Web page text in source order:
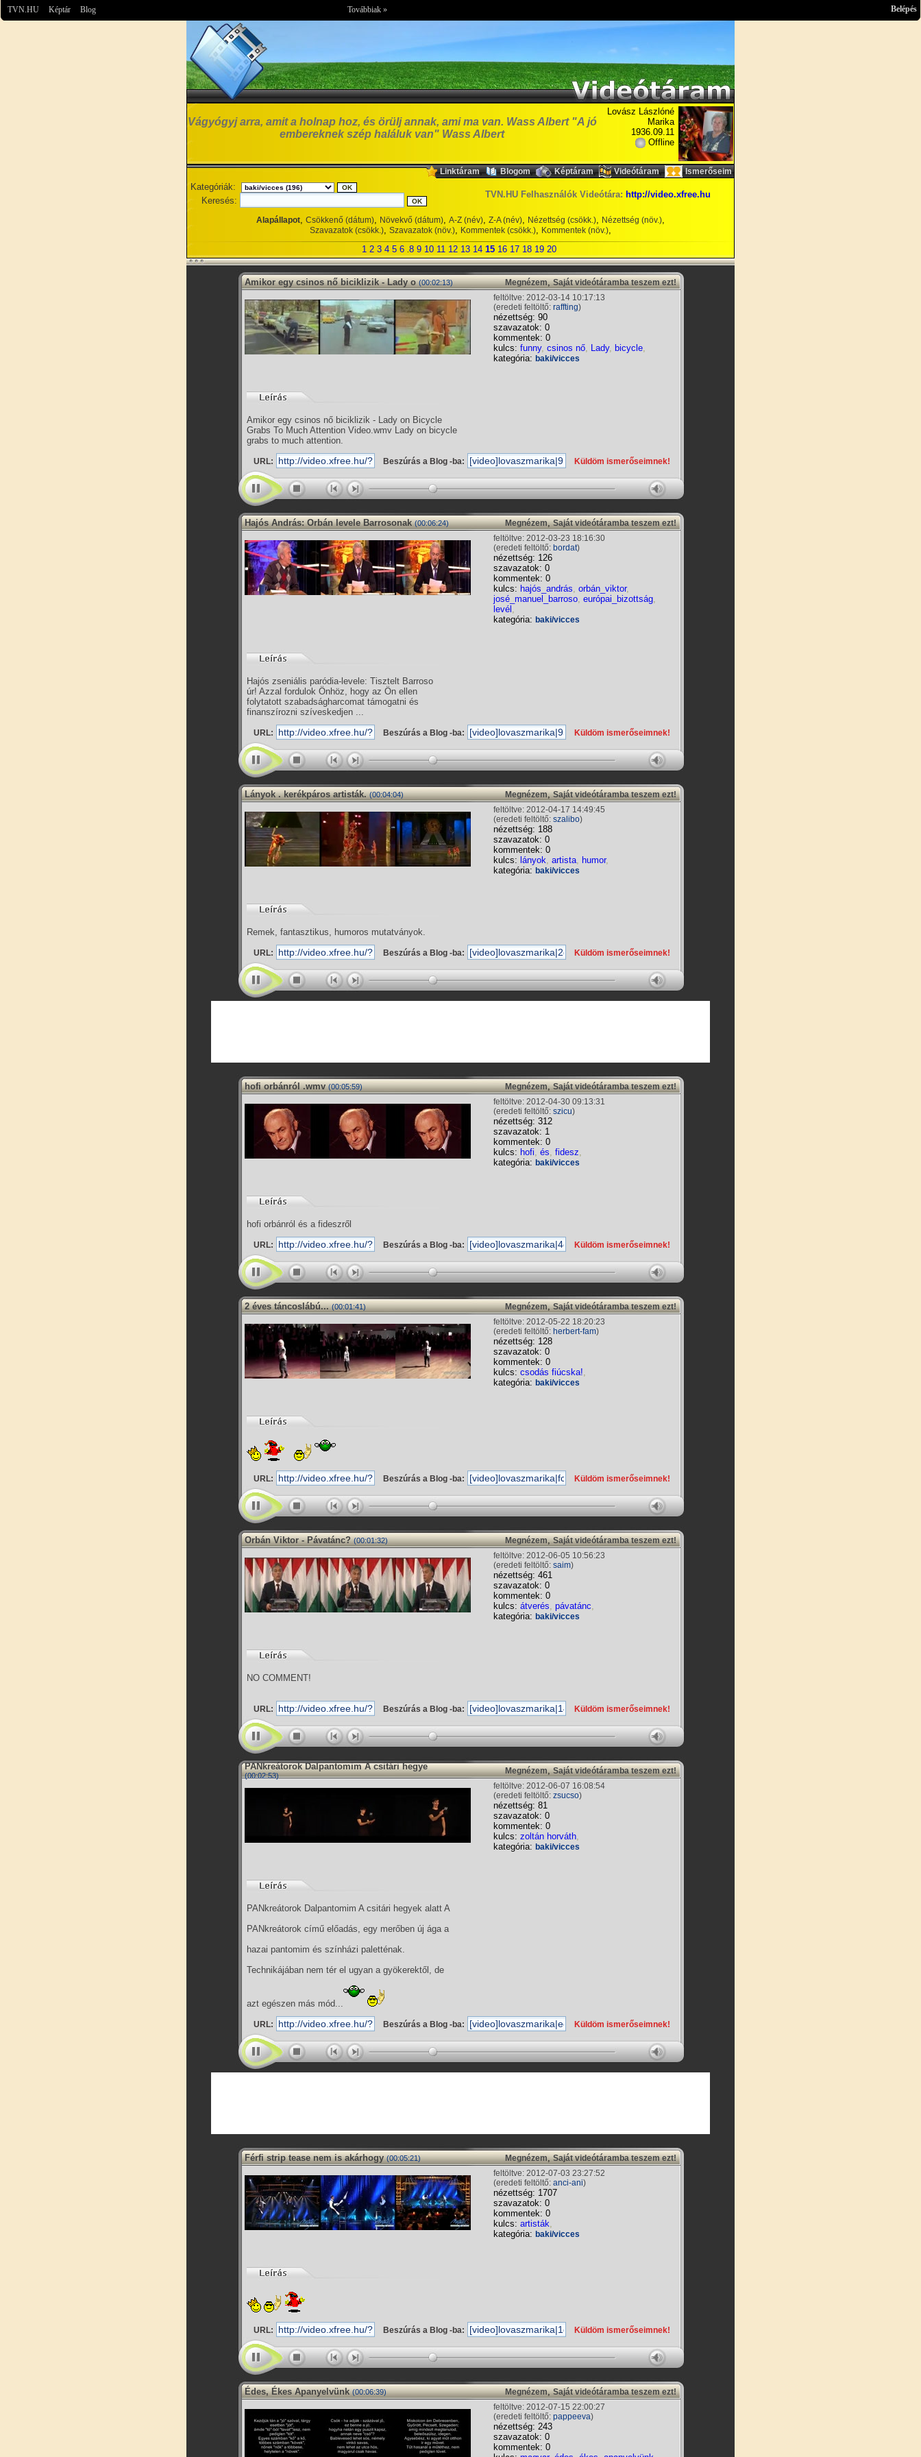
TVN.HU Képtár Blog Továbbiak » Belépés
Vágyógyj arra, amit a holnap hoz, és örülj annak, ami ma van. Wass Albert "A jó
embereknek szép haláluk van" Wass Albert
Lovász Lászlóné
Marika
1936.09.11
Offline
Linktáram, Blogom, Képtáram, Videótáram, Ismerőseim
Kategóriák:
Keresés:
TVN.HU Felhasználók Videótára: http://video.xfree.hu
Alapállapot, Csökkenő (dátum), Növekvő (dátum), A-Z (név), Z-A (név), Nézettség (csökk.), Nézettség (növ.),
Szavazatok (csökk.), Szavazatok (növ.), Kommentek (csökk.), Kommentek (növ.),
1 2 3 4 5 6 8 9 10 11 12 13 14 15 16 17 18 19 20
Amikor egy csinos nő biciklizik - Lady o (00:02:13) Megnézem,Saját videótáramba teszem ezt!
feltöltve: 2012-03-14 10:17:13
(eredeti feltöltő: raffting)
nézettség: 90
szavazatok: 0
kommentek: 0
kulcs: funny, csinos nő, Lady, bicycle,
kategória: baki/vicces
Amikor egy csinos nő biciklizik - Lady on Bicycle
Grabs To Much Attention Video.wmv Lady on bicycle
grabs to much attention.
URL: Beszúrás a Blog -ba: Küldöm ismerőseimnek!
Hajós András: Orbán levele Barrosonak (00:06:24) Megnézem,Saját videótáramba teszem ezt!
feltöltve: 2012-03-23 18:16:30
(eredeti feltöltő: bordat)
nézettség: 126
szavazatok: 0
kommentek: 0
kulcs: hajós_andrás, orbán_viktor,
josé_manuel_barroso, európai_bizottság,
levél ,
kategória: baki/vicces
Hajós zseniális paródia-levele: Tisztelt Barroso
úr! Azzal fordulok Önhöz, hogy az Ön ellen
folytatott szabadságharcomat támogatni és
finanszírozni szíveskedjen ...
URL: Beszúrás a Blog -ba: Küldöm ismerőseimnek!
Lányok . kerékpáros artisták. (00:04:04) Megnézem,Saját videótáramba teszem ezt!
feltöltve: 2012-04-17 14:49:45
(eredeti feltöltő: szalibo)
nézettség: 188
szavazatok: 0
kommentek: 0
kulcs: lányok, artista, humor,
kategória: baki/vicces
Remek, fantasztikus, humoros mutatványok.
URL: Beszúrás a Blog -ba: Küldöm ismerőseimnek!
hofi orbánról .wmv (00:05:59) Megnézem,Saját videótáramba teszem ezt!
feltöltve: 2012-04-30 09:13:31
(eredeti feltöltő: szicu)
nézettség: 312
szavazatok: 1
kommentek: 0
kulcs: hofi, és, fidesz,
kategória: baki/vicces
hofi orbánról és a fideszről
URL: Beszúrás a Blog -ba: Küldöm ismerőseimnek!
2 éves táncoslábú... (00:01:41) Megnézem,Saját videótáramba teszem ezt!
feltöltve: 2012-05-22 18:20:23
(eredeti feltöltő: herbert-fam)
nézettség: 128
szavazatok: 0
kommentek: 0
kulcs: csodás fiúcska!,
kategória: baki/vicces
URL: Beszúrás a Blog -ba: Küldöm ismerőseimnek!
Orbán Viktor - Pávatánc? (00:01:32) Megnézem,Saját videótáramba teszem ezt!
feltöltve: 2012-06-05 10:56:23
(eredeti feltöltő: saim)
nézettség: 461
szavazatok: 0
kommentek: 0
kulcs: átverés, pávatánc,
kategória: baki/vicces
NO COMMENT!
URL: Beszúrás a Blog -ba: Küldöm ismerőseimnek!
PANkreátorok Dalpantomim A csitári hegye
(00:02:53) Megnézem,Saját videótáramba teszem ezt!
feltöltve: 2012-06-07 16:08:54
(eredeti feltöltő: zsucso)
nézettség: 81
szavazatok: 0
kommentek: 0
kulcs: zoltán horváth,
kategória: baki/vicces
PANkreátorok Dalpantomim A csitári hegyek alatt A
PANkreátorok című előadás, egy merőben új ága a
hazai pantomim és színházi paletténak.
Technikájában nem tér el ugyan a gyökerektől, de
azt egészen más mód...
URL: Beszúrás a Blog -ba: Küldöm ismerőseimnek!
Férfi strip tease nem is akárhogy (00:05:21) Megnézem,Saját videótáramba teszem ezt!
feltöltve: 2012-07-03 23:27:52
(eredeti feltöltő: anci-ani)
nézettség: 1707
szavazatok: 0
kommentek: 0
kulcs: artisták,
kategória: baki/vicces
URL: Beszúrás a Blog -ba: Küldöm ismerőseimnek!
Édes, Ékes Apanyelvünk (00:06:39) Megnézem,Saját videótáramba teszem ezt!
feltöltve: 2012-07-15 22:00:27
(eredeti feltöltő: pappeeva)
nézettség: 243
szavazatok: 0
kommentek: 0